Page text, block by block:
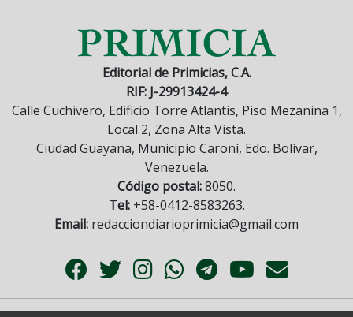
Editorial de Primicias, C.A.
RIF: J-29913424-4
Calle Cuchivero, Edificio Torre Atlantis, Piso Mezanina 1,
Local 2, Zona Alta Vista.
Ciudad Guayana, Municipio Caroní, Edo. Bolívar,
Venezuela.
Código postal:8050.
Tel:+58-0412-8583263.
Email: redacciondiarioprimicia@gmail.com